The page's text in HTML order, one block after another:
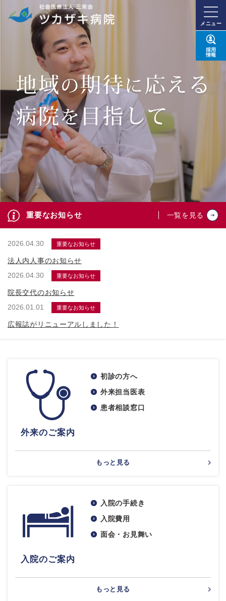
メニュー
採用
情報
重要なお知らせ 一覧を見る
2026.04.30 重要なお知らせ
法人内人事のお知らせ
2026.04.30
重要なお知らせ
院長交代のお知らせ
2026.01.01
重要なお知らせ
広報誌がリニューアルしました！
外来のご案内
初診の方へ
外来担当医表
患者相談窓口
もっと見る
入院のご案内
入院の手続き
入院費用
面会・お見舞い
もっと見る